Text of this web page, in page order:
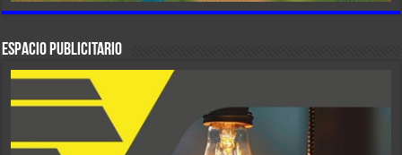
ESPACIO PUBLICITARIO